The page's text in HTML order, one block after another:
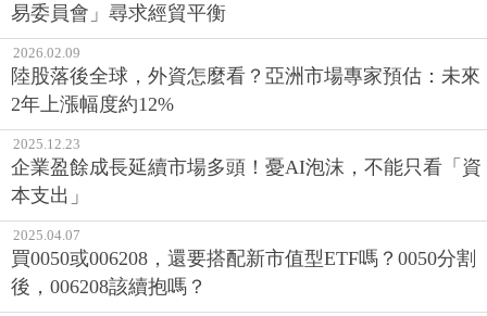
易委員會」尋求經貿平衡
2026.02.09
陸股落後全球，外資怎麼看？亞洲市場專家預估：未來
2年上漲幅度約12%
2025.12.23
企業盈餘成長延續市場多頭！憂AI泡沫，不能只看「資
本支出」
2025.04.07
買0050或006208，還要搭配新市值型ETF嗎？0050分割
後，006208該續抱嗎？